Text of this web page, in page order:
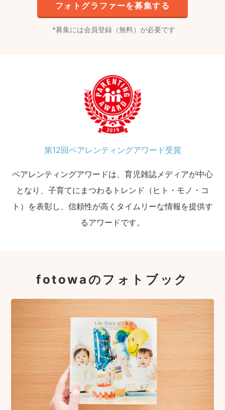
フォトグラファーを募集する
募集には会員登録（無料）が必要です
第12回ペアレンティングアワード受賞
ペアレンティングアワードは、育児雑誌メディアが中心
となり、子育てにまつわるトレンド（ヒト・モノ・コ
ト）を表彰し、信頼性が高くタイムリーな情報を提供す
るアワードです。
fotowaのフォトブック